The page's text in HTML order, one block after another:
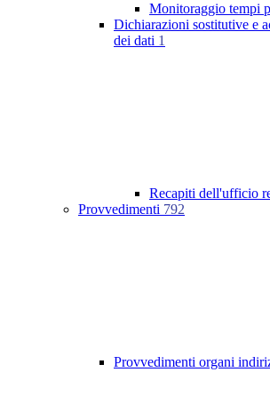
Monitoraggio tempi
Dichiarazioni sostitutive e
dei dati 1
Recapiti dell'ufficio
Provvedimenti 792
Provvedimenti organi